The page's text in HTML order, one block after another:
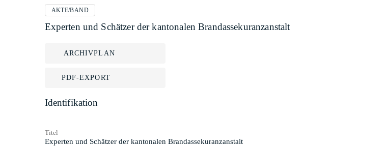
AKTE/BAND
Experten und Schätzer der kantonalen Brandassekuranzanstalt
ARCHIVPLAN
PDF-EXPORT
Identifikation
Titel
Experten und Schätzer der kantonalen Brandassekuranzanstalt